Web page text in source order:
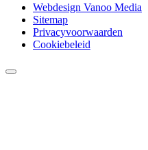
Webdesign Vanoo Media
Sitemap
Privacyvoorwaarden
Cookiebeleid